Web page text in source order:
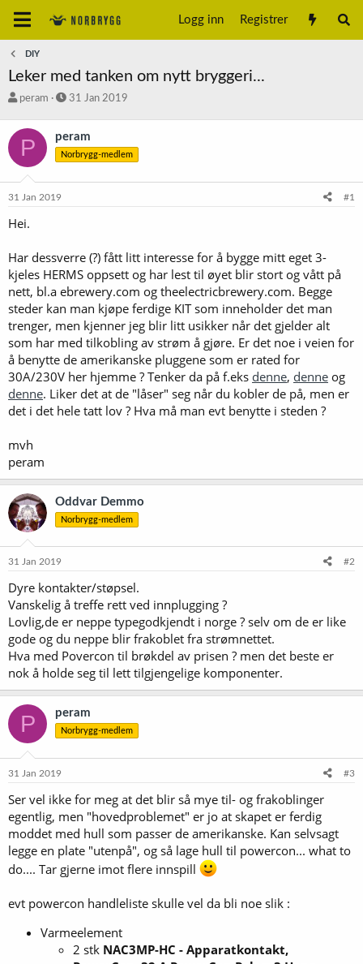
Logg inn Registrer
DIY
Leker med tanken om nytt bryggeri...
T
å
d
s
a
r
e
peram
S
r
t
a
31 Jan 2019
P peram
Norbrygg-medlem
31 Jan 2019 #1
Hei.
Har dessverre (?) fått litt interesse for å bygge mitt eget 3-
kjeles HERMS oppsett og har lest til øyet blir stort og vått på
nett, bl.a ebrewery.com og theelectricbrewery.com. Begge
steder kan man kjøpe ferdige KIT som inneholder det man
trenger, men kjenner jeg blir litt usikker når det gjelder alt
som har med tilkobling av strøm å gjøre. Er det noe i veien for
å benytte de amerikanske pluggene som er rated for
30A/230V her hjemme ? Tenker da på f.eks denne, denne og
denne. Liker det at de "låser" seg når du kobler de på, men er
det i det hele tatt lov ? Hva må man evt benytte i steden ?
mvh
peram
Oddvar Demmo
Norbrygg-medlem
31 Jan 2019 #2
Dyre kontakter/støpsel.
Vanskelig å treffe rett ved innplugging ?
Lovlig,de er neppe typegodkjendt i norge ? selv om de er like
gode og du neppe blir frakoblet fra strømnettet.
Hva med Povercon til brøkdel av prisen ? men det beste er
nok å holde seg til lett tilgjengelige komponenter.
P peram
Norbrygg-medlem
31 Jan 2019 #3
Ser vel ikke for meg at det blir så mye til- og frakoblinger
egentlig, men "hovedproblemet" er jo at skapet er ferdig
moddet med hull som passer de amerikanske. Kan selvsagt
legge en plate "utenpå", og så lage hull til powercon... what to
do.... Tar gjerne imot flere innspill
evt powercon handleliste skulle vel da bli noe slik :
Varmeelement
2 stk NAC3MP-HC - Apparatkontakt,